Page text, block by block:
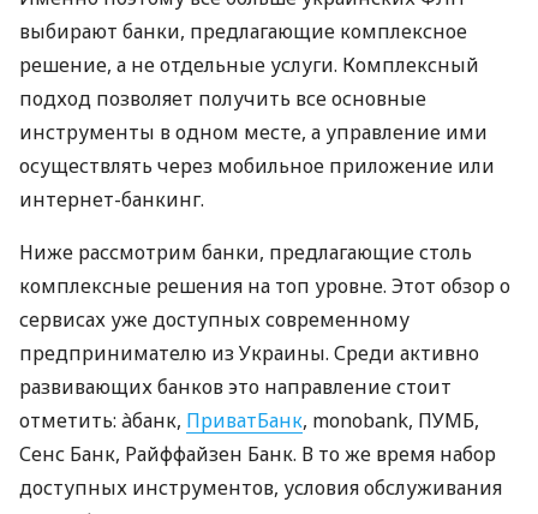
выбирают банки, предлагающие комплексное
решение, а не отдельные услуги. Комплексный
подход позволяет получить все основные
инструменты в одном месте, а управление ими
осуществлять через мобильное приложение или
интернет-банкинг.
Ниже рассмотрим банки, предлагающие столь
комплексные решения на топ уровне. Этот обзор о
сервисах уже доступных современному
предпринимателю из Украины. Среди активно
развивающих банков это направление стоит
отметить: àбанк, ПриватБанк, monobank, ПУМБ,
Сенс Банк, Райффайзен Банк. В то же время набор
доступных инструментов, условия обслуживания